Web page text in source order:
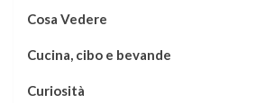
Cosa Vedere
Cucina, cibo e bevande
Curiosità